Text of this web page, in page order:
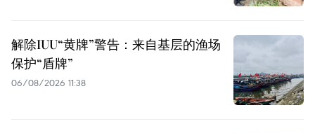
解除IUU“黄牌”警告：来自基层的渔场
保护“盾牌”
06/08/2026 11:38